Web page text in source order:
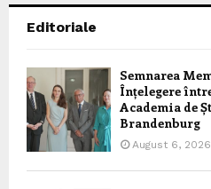
Editoriale
Semnarea
Înțelegere
Academia de
Brandenburg
August 6, 2026